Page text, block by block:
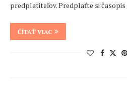
predplatiteľov. Predplaťte si
ČÍTAŤ VIAC